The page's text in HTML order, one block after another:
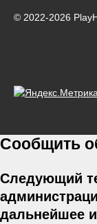
© 2022-2026
Сообщить
Следующий
дальнейшее